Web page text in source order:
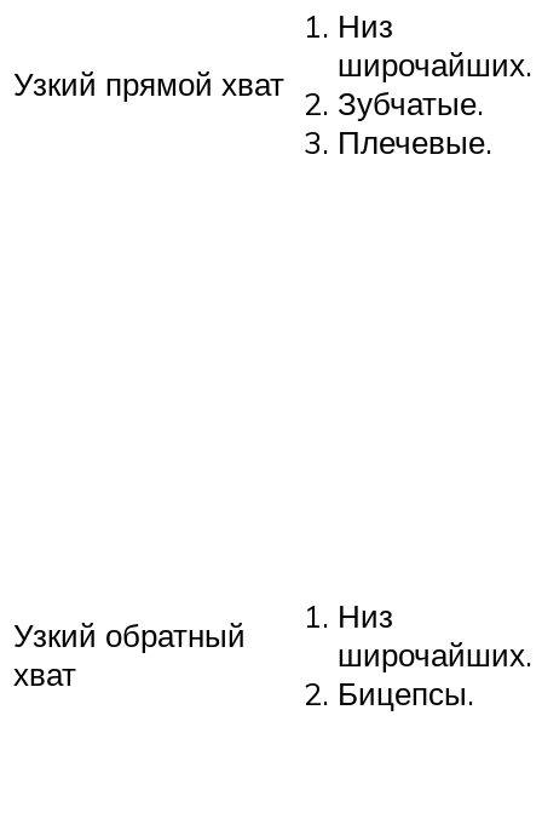
Узкий прямой хват
Низ
широчайших.
Зубчатые.
Плечевые.
Узкий обратный
хват
Низ
широчайших.
Бицепсы.